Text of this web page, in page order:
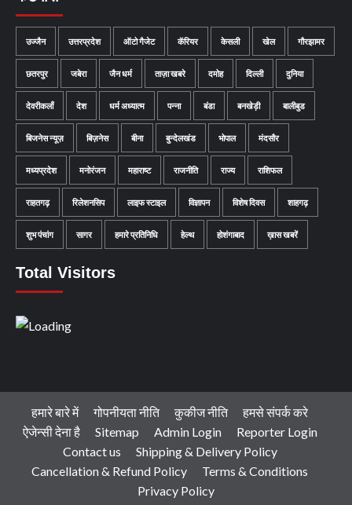
उज्जैन उत्तरप्रदेश ऑटो गैजेट कॅरियर केसली खेल गौरझामर
छतरपुर जबेरा जैन धर्म ताज़ा खबरे दमोह दिल्ली दुनिया
देवरीकलाँ देश धर्म अध्यात्म पन्ना बंडा बनखेड़ी बालीबुड
बिजनेस न्यूज़ बिज़नेस बीना बुन्देलखंड भोपाल मंदसौर
मध्यप्रदेश मनोरंजन महाराष्ट राजनीति राज्य राशिफल
राहतगढ़ रिलेशनसिप लाइफ स्टाइल विज्ञापन विशेष दिवस शाहगढ़
शुभ पंचांग सागर हमारे प्रतिनिधि हेल्थ होशंगाबाद ख़ास खबरें
Total Visitors
हमारे बारे में गोपनीयता नीति कुकीज नीति
हमसे संपर्क करे
ऐजेन्सी देना है
Sitemap Admin Login
Reporter Login
Contact us
Shipping & Delivery Policy
Cancellation & Refund Policy
Terms & Conditions
Privacy Policy